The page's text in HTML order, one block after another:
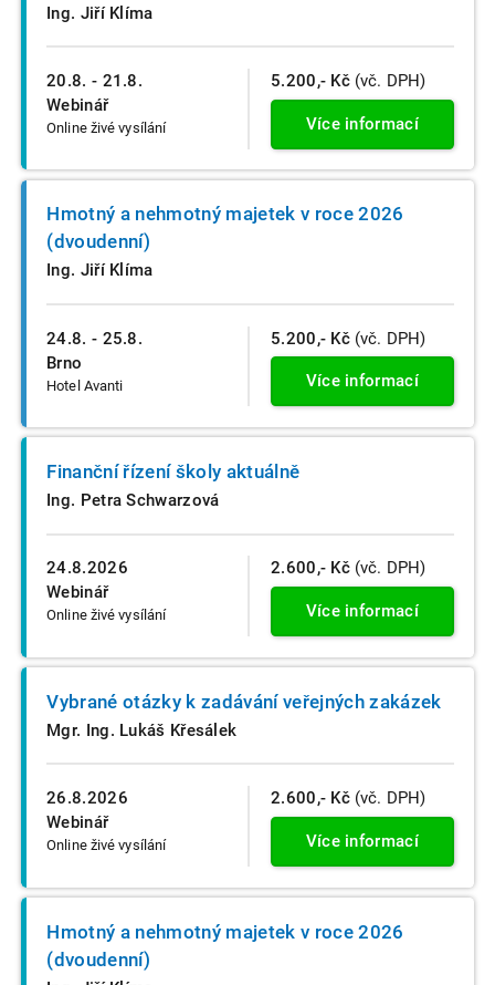
20.8. - 21.8.
Webinář
Online živé vysílání
Ing. Jiří Klíma
5.200,- Kč (vč. DPH)
Více informací
24.8. - 25.8.
Brno
Hotel Avanti
Hmotný a nehmotný majetek v roce 2026
(dvoudenní)
Ing. Jiří Klíma
5.200,- Kč (vč. DPH)
Více informací
24.8.2026
Webinář
Online živé vysílání
Finanční řízení školy aktuálně
Ing. Petra Schwarzová
2.600,- Kč (vč. DPH)
Více informací
26.8.2026
Webinář
Online živé vysílání
Vybrané otázky k zadávání veřejných zakázek
Mgr. Ing. Lukáš Křesálek
2.600,- Kč (vč. DPH)
Více informací
Hmotný a nehmotný majetek v roce 2026
(dvoudenní)